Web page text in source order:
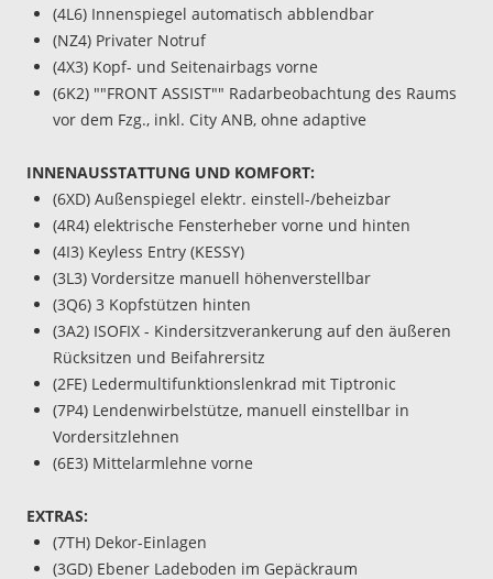
(4L6) Innenspiegel automatisch abblendbar
(NZ4) Privater Notruf
(4X3) Kopf- und Seitenairbags vorne
(6K2) ""FRONT ASSIST"" Radarbeobachtung des Raums
vor dem Fzg., inkl. City ANB, ohne adaptive
INNENAUSSTATTUNG UND KOMFORT:
(6XD) Außenspiegel elektr. einstell-/beheizbar
(4R4) elektrische Fensterheber vorne und hinten
(4I3) Keyless Entry (KESSY)
(3L3) Vordersitze manuell höhenverstellbar
(3Q6) 3 Kopfstützen hinten
(3A2) ISOFIX - Kindersitzverankerung auf den äußeren
Rücksitzen und Beifahrersitz
(2FE) Ledermultifunktionslenkrad mit Tiptronic
(7P4) Lendenwirbelstütze, manuell einstellbar in
Vordersitzlehnen
(6E3) Mittelarmlehne vorne
EXTRAS:
(7TH) Dekor-Einlagen
(3GD) Ebener Ladeboden im Gepäckraum